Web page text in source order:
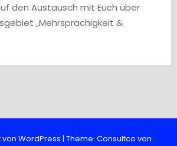
den Austausch mit Euch über
„Mehrsprachigkeit &
WordPress | Theme: Consultco von